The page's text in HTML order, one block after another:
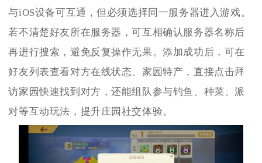
与iOS设备可互通，但必须选择同一服务器进入游戏。
若不清楚好友所在服务器，可互相确认服务器名称后
再进行搜索，避免反复操作无果。添加成功后，可在
好友列表查看对方在线状态、家园特产，直接点击拜
访家园快速找到对方，还能组队参与钓鱼、种菜、派
对等互动玩法，提升庄园社交体验。